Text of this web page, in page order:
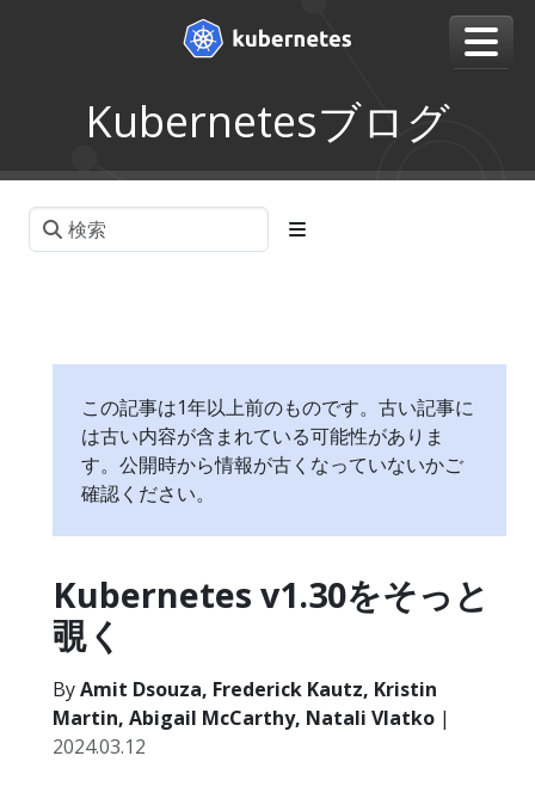
Kubernetesブログ
この記事は1年以上前のものです。古い記事に
は古い内容が含まれている可能性がありま
す。公開時から情報が古くなっていないかご
確認ください。
Kubernetes v1.30をそっと
覗く
ByAmit Dsouza, Frederick Kautz, Kristin
Martin, Abigail McCarthy, Natali Vlatko |
2024.03.12